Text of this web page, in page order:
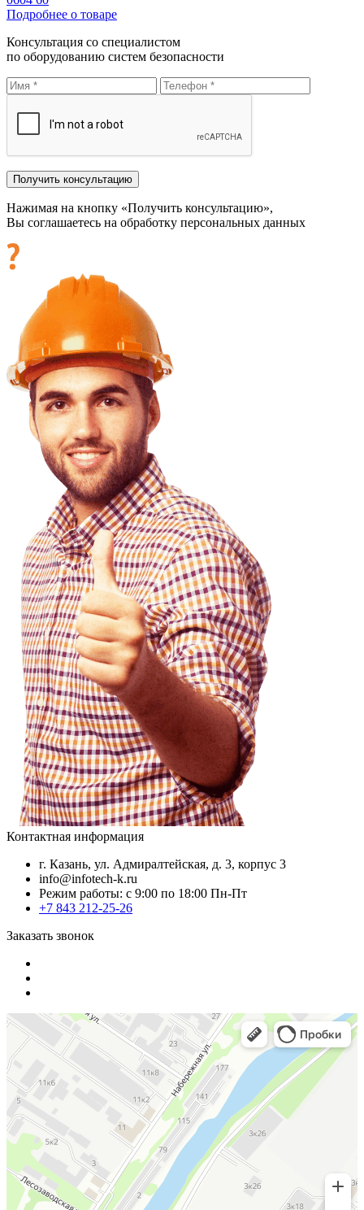
Подробнее о товаре
Консультация со специалистом
по оборудованию систем безопасности
Нажимая на кнопку «Получить консультацию»,
Вы соглашаетесь на обработку персональных данных
Контактная информация
г. Казань, ул. Адмиралтейская, д. 3, корпус 3
info@infotech-k.ru
Режим работы: с 9:00 по 18:00 Пн-Пт
+7 843 212-25-26
Заказать звонок